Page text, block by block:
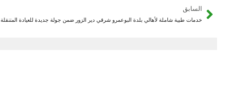
السابق
خدمات طبية شاملة لأهالي بلدة البوعمرو شرقي دير الزور ضمن جولة جديدة للعيادة المتنقلة